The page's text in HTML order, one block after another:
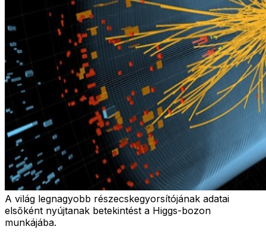
A világ legnagyobb részecskegyorsítójának adatai
elsőként nyújtanak betekintést a Higgs-bozon
munkájába.